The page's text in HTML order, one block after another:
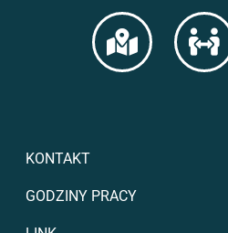
KONTAKT
GODZINY PRACY